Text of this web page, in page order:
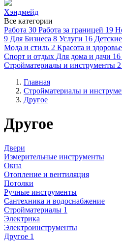
Хэндмейд
Все категории
Работа 30 Работа за границей 19
9 Для Бизнеса 8 Услуги 16
Мода и стиль 2 Красота и здоровье
Спорт и отдых Для дома и дачи 16
Стройматериалы и инструменты 2
Главная
Стройматериалы и
Другое
Другое
Двери
Измерительные инструменты
Окна
Отопление и вентиляция
Потолки
Ручные инструменты
Сантехника и водоснабжение
Стройматериалы 1
Электрика
Электроинструменты
Другое 1